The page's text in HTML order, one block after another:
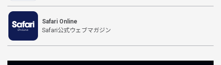
Safari Online
Safari公式ウェブマガジン